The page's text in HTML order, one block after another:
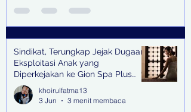
Sindikat, Terungkap Jejak Dugaan
Eksploitasi Anak yang
Diperkejakan ke Gion Spa Plus
and Pub Surabaya,
khoirulfatma13
3 Jun
3 menit membaca